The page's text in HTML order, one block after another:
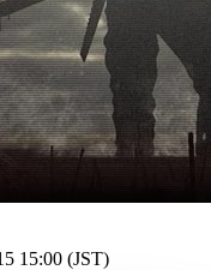
15:00 (JST)